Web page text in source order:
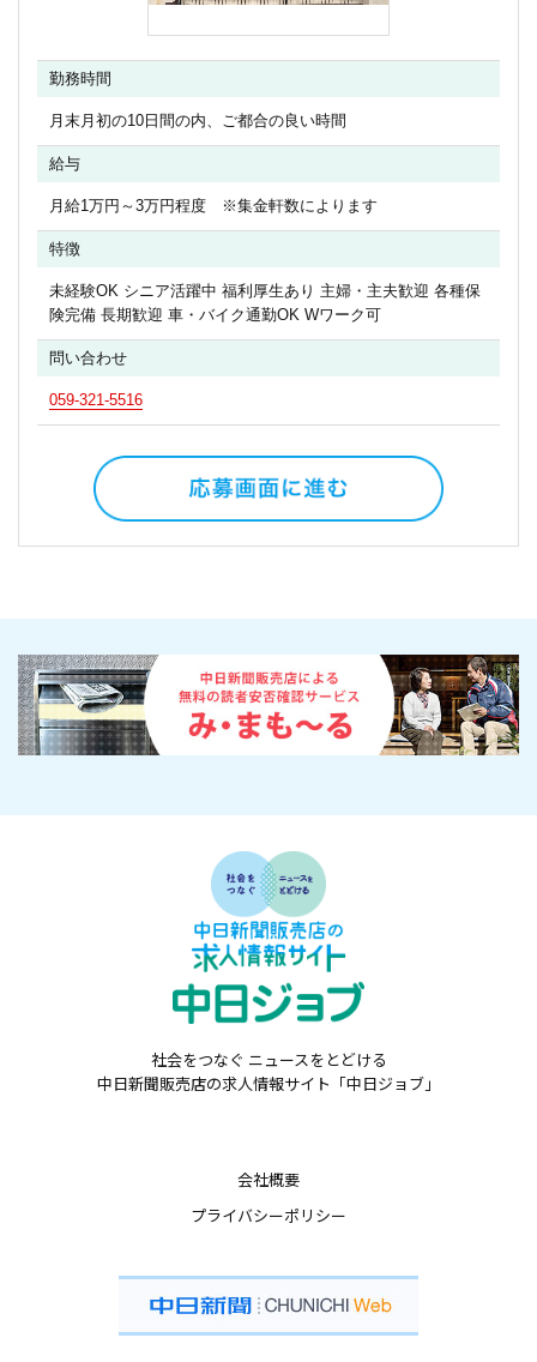
勤務時間
月末月初の10日間の内、ご都合の良い時間
給与
月給1万円～3万円程度 ※集金軒数によります
特徴
未経験OK シニア活躍中 福利厚生あり 主婦・主夫歓迎 各種保
険完備 長期歓迎 車・バイク通勤OK Wワーク可
問い合わせ
059-321-5516
社会をつなぐ ニュースをとどける
中日新聞販売店の求人情報サイト「中日ジョブ」
会社概要
プライバシーポリシー